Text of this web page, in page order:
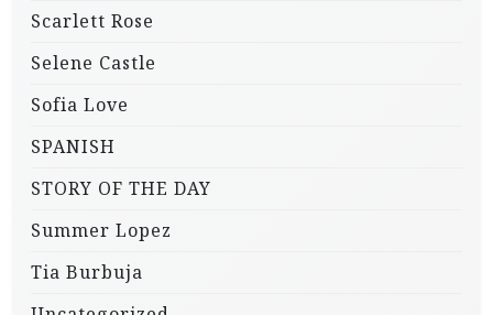
Scarlett Rose
Selene Castle
Sofia Love
SPANISH
STORY OF THE DAY
Summer Lopez
Tia Burbuja